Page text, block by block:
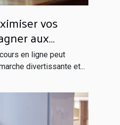
vos
aux
en ligne peut
divertissante et...